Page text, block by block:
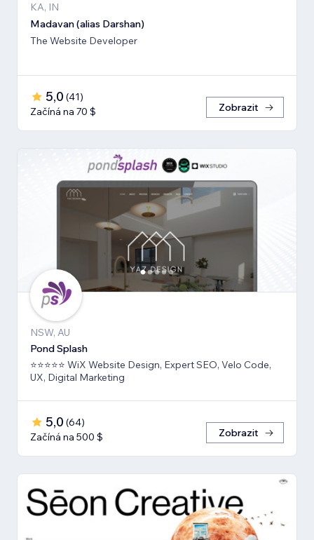
KA, IN
Madavan (alias Darshan)
The Website Developer
5,0 (41)
Začíná na 70 $
Zobrazit
NSW, AU
Pond Splash
⭐⭐⭐⭐⭐ WiX Website Design, Expert SEO, Velo Code,
UX, Digital Marketing
5,0 (64)
Začíná na 500 $
Zobrazit